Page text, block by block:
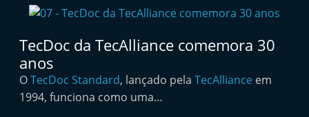
e
d
A
f
TecDoc da TecAlliance comemora 30
anos
OTecDoc Standard, lançado pelaTecAlliance em
1994, funciona como uma…